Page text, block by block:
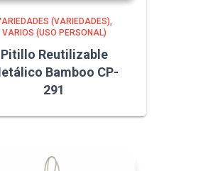
(VARIEDADES)
VARIOS (USO PERSONAL)
Pitillo Reutilizable
Bamboo CP-
291